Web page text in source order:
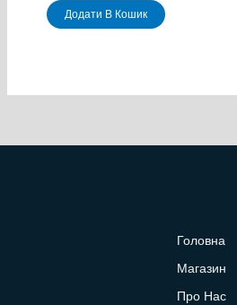
Додати В Кошик
Головна
Магазин
Про Нас